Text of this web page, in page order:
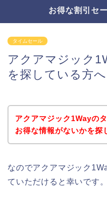
お得な割引セ
タイムセール
アクアマジック
を探している方へ
アクアマジック1Wayの
お得な情報がないかを探
なのでアクアマジック
ていただけると幸いです。